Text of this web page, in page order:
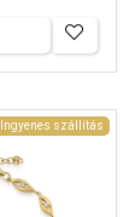
Ingyenes szállítás